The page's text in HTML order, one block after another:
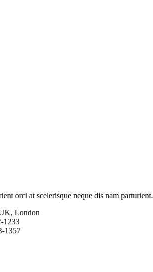
orci at scelerisque neque dis nam parturient.
London
1233
1357